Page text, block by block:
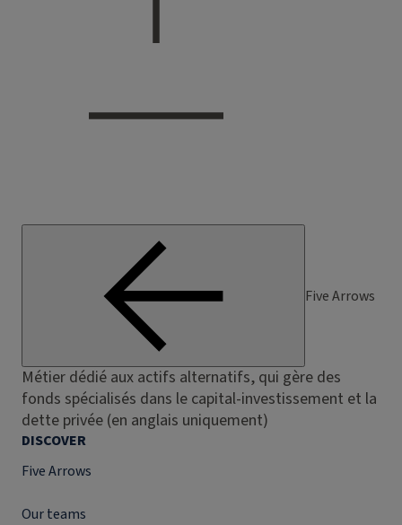
Five Arrows
Métier dédié aux actifs alternatifs, qui gère des
fonds spécialisés dans le capital-investissement et la
dette privée (en anglais uniquement)
DISCOVER
Five Arrows
Our teams